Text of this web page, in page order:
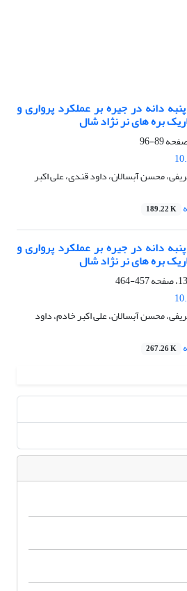
دانه در جیره بر عملکرد پرواری و
بره های نر نژاد شال
89-96
محسن آبسالان، داود قندی، علی اکبر
189.22 K
دانه در جیره بر عملکرد پرواری و
بره های نر نژاد شال
457-464
محسن آبسالان، علی اکبر خادم، داود
267.26 K